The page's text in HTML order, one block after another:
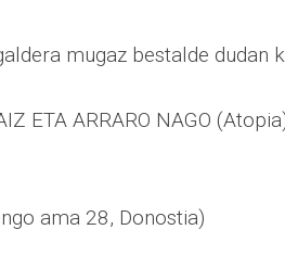
mugaz bestalde dudan
ETA ARRARO NAGO
ama 28, Donostia)